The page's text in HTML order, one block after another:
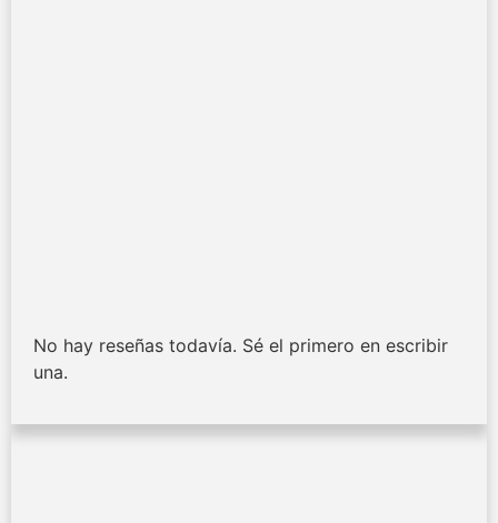
No hay reseñas todavía. Sé el primero en escribir
una.